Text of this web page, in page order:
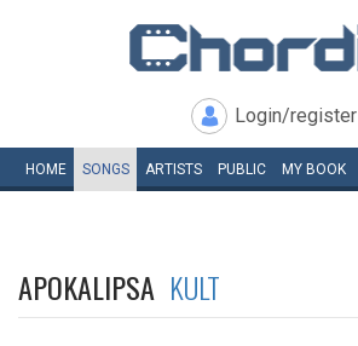
Login/register
HOME SONGS ARTISTS PUBLIC MY BOOK
APOKALIPSA KULT